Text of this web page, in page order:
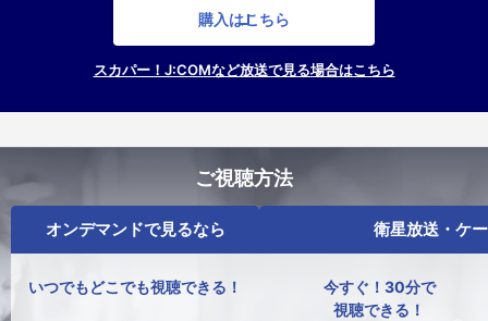
購入はこちら
スカパー！J:COMなど放送で見る場合はこちら
ご視聴方法
オンデマンドで見るなら
いつでもどこでも視聴できる！
衛星放送・ケ
今すぐ！30分で
視聴できる！